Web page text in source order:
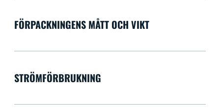
FÖRPACKNINGENS MÅTT OCH VIKT
STRÖMFÖRBRUKNING